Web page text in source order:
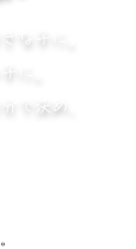
な子に。
に。
で決め、